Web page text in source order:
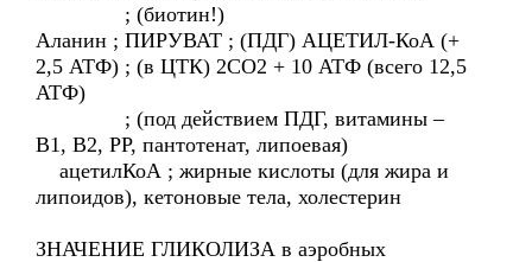
; (биотин!)
Аланин ; ПИРУВАТ ; (ПДГ) АЦЕТИЛ-КоА (+
2,5 АТФ) ; (в ЦТК) 2СО2 + 10 АТФ (всего 12,5
АТФ)
; (под действием ПДГ, витамины –
В1, В2, РР, пантотенат, липоевая)
ацетилКоА ; жирные кислоты (для жира и
липоидов), кетоновые тела, холестерин
ЗНАЧЕНИЕ ГЛИКОЛИЗА в аэробных